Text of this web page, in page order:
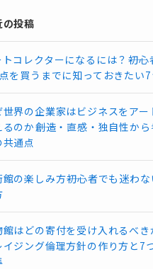
の投稿
トコレクターになるには？――初
を買うまでに知っておきたい7
世界の企業家はビジネスをアー
るのか――創造・直感・独自性か
共通点
の楽しみ方――初心者でも迷わ
はどの寄付を受け入れるべき
イジング倫理方針の作り方と7